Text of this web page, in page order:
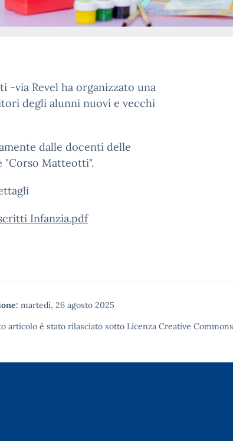
-via Revel ha organizzato una
degli alunni nuovi e vecchi
dalle docenti delle
"Corso Matteotti".
Infanzia.pdf
martedì, 26 agosto 2025
articolo è stato rilasciato sotto Licenza Creative